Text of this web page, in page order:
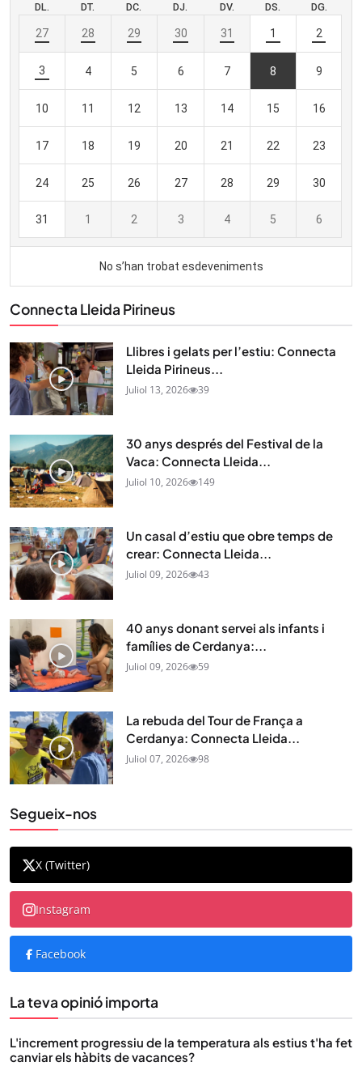
Connecta Lleida Pirineus
Llibres i gelats per l’estiu: Connecta
Lleida Pirineus...
Juliol 13, 2026 39
30 anys després del Festival de la
Vaca: Connecta Lleida...
Juliol 10, 2026 149
Un casal d’estiu que obre temps de
crear: Connecta Lleida...
Juliol 09, 2026 43
40 anys donant servei als infants i
famílies de Cerdanya:...
Juliol 09, 2026 59
La rebuda del Tour de França a
Cerdanya: Connecta Lleida...
Juliol 07, 2026 98
Segueix-nos
X (Twitter)
Instagram
Facebook
La teva opinió importa
L'increment progressiu de la temperatura als estius t'ha fet
canviar els hàbits de vacances?